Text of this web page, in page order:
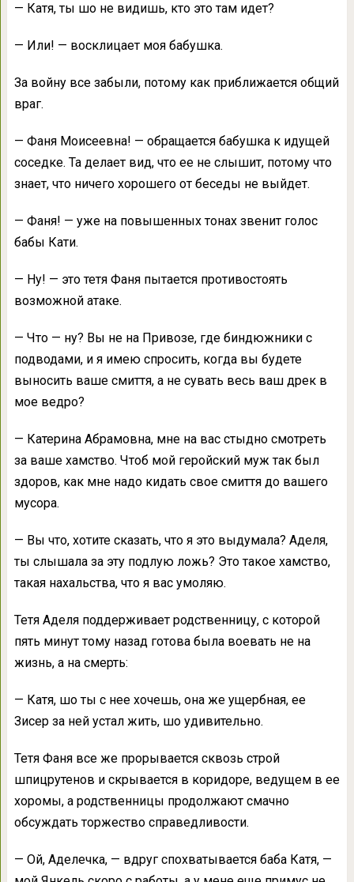
— Катя, ты шо не видишь, кто это там идет?
— Или! — восклицает моя бабушка.
За войну все забыли, потому как приближается общий
враг.
— Фаня Моисеевна! — обращается бабушка к идущей
соседке. Та делает вид, что ее не слышит, потому что
знает, что ничего хорошего от беседы не выйдет.
— Фаня! — уже на повышенных тонах звенит голос
бабы Кати.
— Ну! — это тетя Фаня пытается противостоять
возможной атаке.
— Что — ну? Вы не на Привозе, где биндюжники с
подводами, и я имею спросить, когда вы будете
выносить ваше смиття, а не сувать весь ваш дрек в
мое ведро?
— Катерина Абрамовна, мне на вас стыдно смотреть
за ваше хамство. Чтоб мой геройский муж так был
здоров, как мне надо кидать свое смиття до вашего
мусора.
— Вы что, хотите сказать, что я это выдумала? Аделя,
ты слышала за эту подлую ложь? Это такое хамство,
такая нахальства, что я вас умоляю.
Тетя Аделя поддерживает родственницу, с которой
пять минут тому назад готова была воевать не на
жизнь, а на смерть:
— Катя, шо ты с нее хочешь, она же ущербная, ее
Зисер за ней устал жить, шо удивительно.
Тетя Фаня все же прорывается сквозь строй
шпицрутенов и скрывается в коридоре, ведущем в ее
хоромы, а родственницы продолжают смачно
обсуждать торжество справедливости.
— Ой, Аделечка, — вдруг спохватывается баба Катя, —